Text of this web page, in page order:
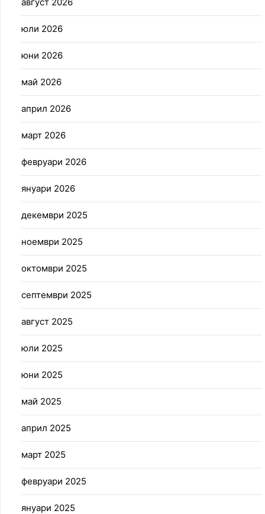
юли 2026
юни 2026
май 2026
април 2026
март 2026
февруари 2026
януари 2026
декември 2025
ноември 2025
октомври 2025
септември 2025
август 2025
юли 2025
юни 2025
май 2025
април 2025
март 2025
февруари 2025
януари 2025